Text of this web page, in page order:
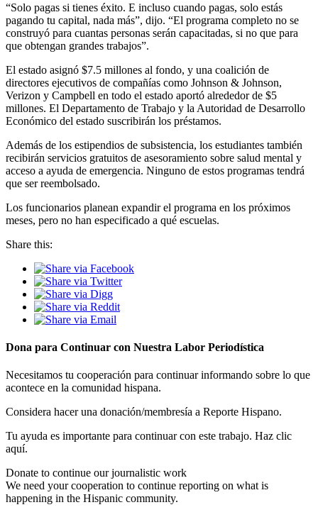
“Solo pagas si tienes éxito. E incluso cuando pagas, solo estás
pagando tu capital, nada más”, dijo. “El programa completo no se
construyó para cuantas personas serán capacitadas, si no que para
que obtengan grandes trabajos”.
El estado asignó $7.5 millones al fondo, y una coalición de
directores ejecutivos de compañías como Johnson & Johnson,
Verizon y Campbell en todo el estado aportó alrededor de $5
millones. El Departamento de Trabajo y la Autoridad de Desarrollo
Económico del estado suscribirán los préstamos.
Además de los estipendios de subsistencia, los estudiantes también
recibirán servicios gratuitos de asesoramiento sobre salud mental y
acceso a ayuda de emergencia. Ninguno de estos programas tendrá
que ser reembolsado.
Los funcionarios planean expandir el programa en los próximos
meses, pero no han especificado a qué escuelas.
Share this:
Dona para Continuar con Nuestra Labor Periodística
Necesitamos tu cooperación para continuar informando sobre lo que
acontece en la comunidad hispana.
Considera hacer una donación/membresía a Reporte Hispano.
Tu ayuda es importante para continuar con este trabajo. Haz clic
aquí.
Donate to continue our journalistic work
We need your cooperation to continue reporting on what is
happening in the Hispanic community.